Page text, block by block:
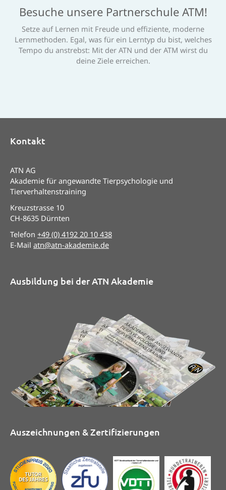
Besuche unsere Partnerschule ATM!
Setze auf Lernen mit Freude und effiziente, moderne
Lernmethoden. Egal, was für ein Lerntyp du bist, welches
Tempo du anstrebst: Mit der ATN und der ATM wirst du
deine Ziele erreichen.
Kontakt
ATN AG
Akademie für angewandte Tierpsychologie und
Tierverhaltenstraining
Kreuzstrasse 10
CH-8635 Dürnten
Telefon +49 (0) 4192 20 10 438
E-Mail atn@atn-akademie.de
Ausbildung bei der ATN Akademie
Auszeichnungen & Zertifizierungen